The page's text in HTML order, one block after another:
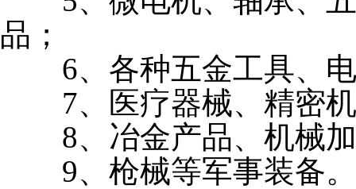
品；
6、 各种五金工具、
7、
医疗器械、精密
8、 冶金产品、机械
9、 枪械等军事装备。